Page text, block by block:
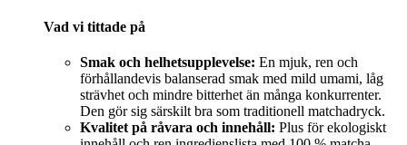
Vad vi tittade på
Smak och helhetsupplevelse: En mjuk, ren och
förhållandevis balanserad smak med mild umami, låg
strävhet och mindre bitterhet än många konkurrenter.
Den gör sig särskilt bra som traditionell matchadryck.
Kvalitet på råvara och innehåll: Plus för ekologiskt